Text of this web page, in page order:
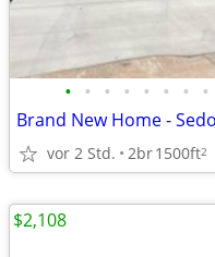
• • • • • • • •
Brand New Home -
vor 2 Std. 2br1500ft2
$2,108